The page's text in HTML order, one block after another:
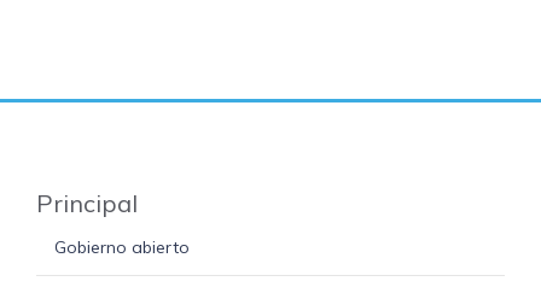
Principal
Gobierno abierto